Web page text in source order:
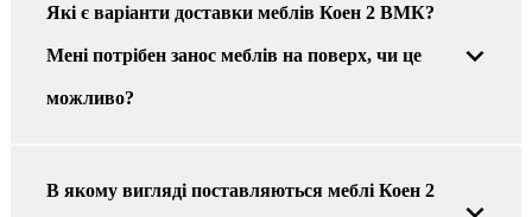
Які є варіанти доставки меблів Коен 2 ВМК?
Мені потрібен занос меблів на поверх, чи це
можливо?
В якому вигляді поставляються меблі Коен 2